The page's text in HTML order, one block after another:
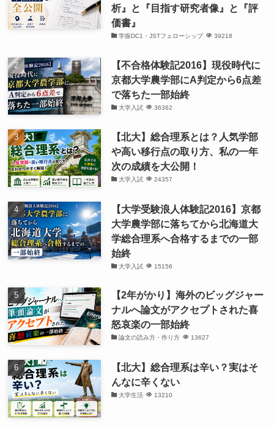
析』と『目指す研究者像』と『評
価書』
学振DC1・JSTフェローシップ 39218
【不合格体験記2016】現役時代に
京都大学農学部にA判定から6点差
で落ちた一部始終
大学入試 36362
【北大】総合理系とは？人気学部
や高い移行点の取り方、私の一年
次の成績を大公開！
大学入試 24357
【大学受験浪人体験記2016】京都
大学農学部に落ちてから北海道大
学総合理系へ合格するまでの一部
始終
大学入試 15156
【2年がかり】海外のビッグジャー
ナルへ論文がアクセプトされた喜
怒哀楽の一部始終
論文の読み方・作り方 13627
【北大】総合理系は辛い？実はそ
んなに辛くない
大学生活 13210